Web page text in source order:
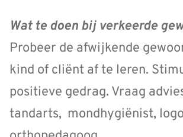
Wat te doen bij verkeerde
Probeer de afwijkende
kind of cliënt af te leren.
positieve gedrag. Vraag
tandarts, mondhygiënist,